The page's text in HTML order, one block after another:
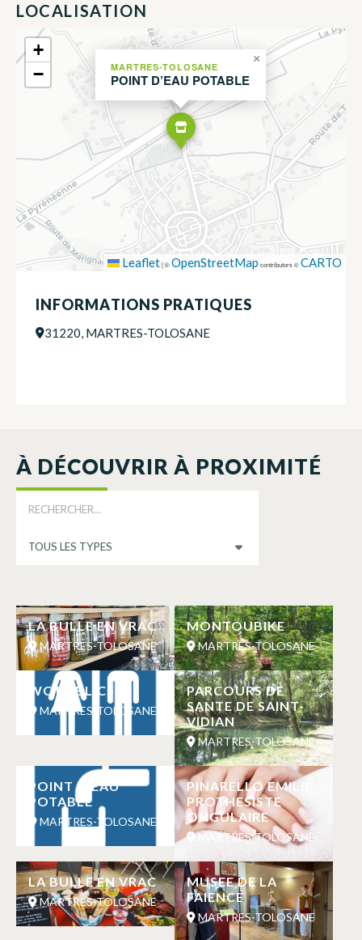
LOCALISATION
MARTRES-TOLOSANE
POINT D’EAU POTABLE
×
+
−
Leaflet|©OpenStreetMap contributors ©CARTO
INFORMATIONS PRATIQUES
31220, MARTRES-TOLOSANE
À DÉCOUVRIR À PROXIMITÉ
LA BULLE EN VRAC
MARTRES-TOLOSANE
MONTOUBIKE
MARTRES-TOLOSANE
WC PUBLICS
MARTRES-TOLOSANE
PARCOURS DE
SANTE DE SAINT-
VIDIAN
MARTRES-TOLOSANE
POINT D’EAU
POTABLE
MARTRES-TOLOSANE
PINARELLO EMILIE
PROTHESISTE
ONGULAIRE
MARTRES-TOLOSANE
LA BULLE EN VRAC
MARTRES-TOLOSANE
MUSEE DE LA
FAIENCE
MARTRES-TOLOSANE